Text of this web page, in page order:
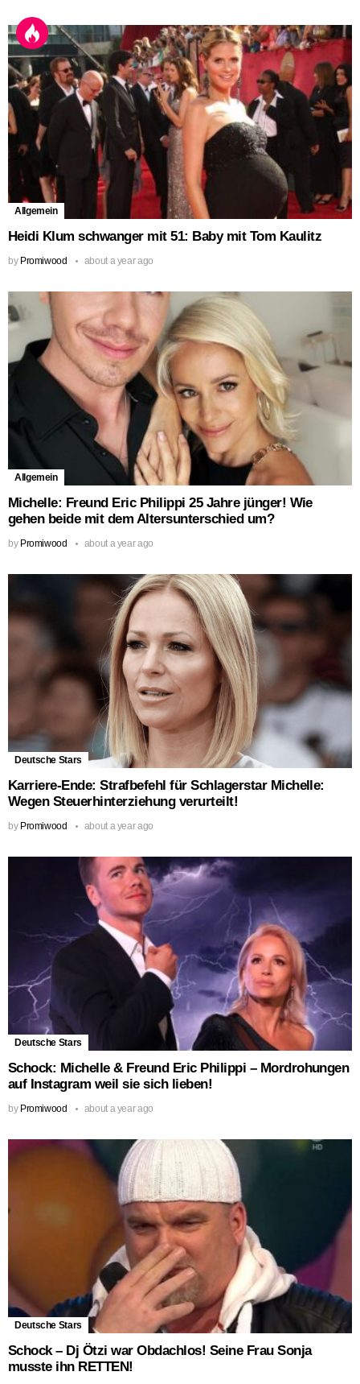
Allgemein
Heidi Klum schwanger mit 51: Baby mit Tom Kaulitz
by Promiwood about a year ago
Allgemein
Michelle: Freund Eric Philippi 25 Jahre jünger! Wie
gehen beide mit dem Altersunterschied um?
by Promiwood about a year ago
Deutsche Stars
Karriere-Ende: Strafbefehl für Schlagerstar Michelle:
Wegen Steuerhinterziehung verurteilt!
by Promiwood about a year ago
Deutsche Stars
Schock: Michelle & Freund Eric Philippi – Mordrohungen
auf Instagram weil sie sich lieben!
by Promiwood about a year ago
Deutsche Stars
Schock – Dj Ötzi war Obdachlos! Seine Frau Sonja
musste ihn RETTEN!